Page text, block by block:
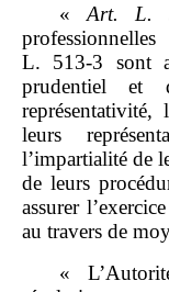
« Art. L.
L. 513‑3 sont
prudentiel et
leurs
l’impartialité de
de leurs
assurer
au travers de
«